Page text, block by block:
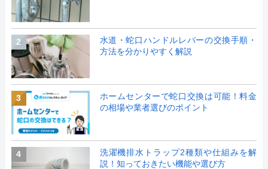
2
水道・蛇口ハンドルレバーの交換手順・
方法を分かりやすく解説
3
ホームセンターで蛇口交換は可能！料金
の相場や業者選びのポイント
4
洗濯機排水トラップ2種類や仕組みを解
説！知っておきたい機能や選び方